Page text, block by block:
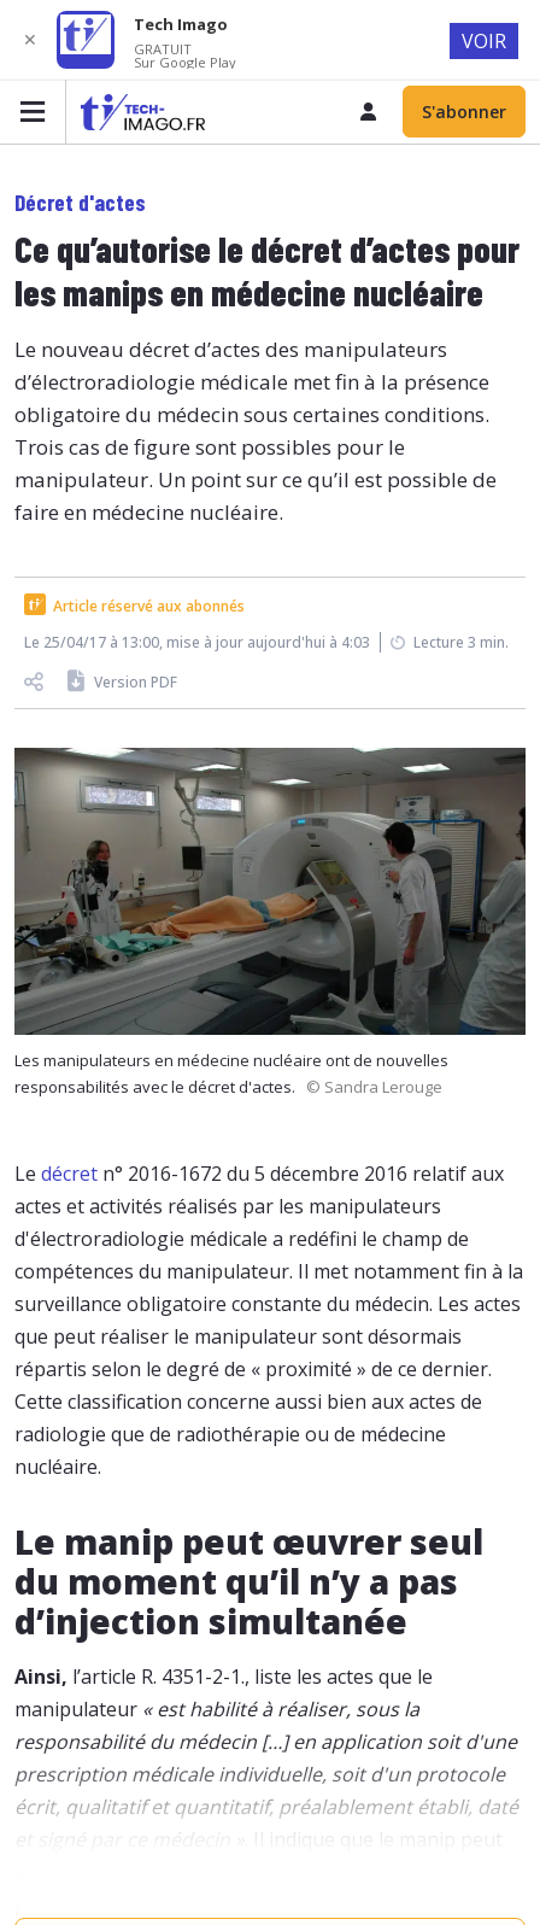
S'abonner
Décret d'actes
Ce qu’autorise le décret d’actes pour
les manips en médecine nucléaire
Le nouveau décret d’actes des manipulateurs
d’électroradiologie médicale met fin à la présence
obligatoire du médecin sous certaines conditions.
Trois cas de figure sont possibles pour le
manipulateur. Un point sur ce qu’il est possible de
faire en médecine nucléaire.
Article réservé aux abonnés
Le 25/04/17 à 13:00, mise à jour aujourd'hui à 4:03
Lecture 3 min.
Version PDF
Les manipulateurs en médecine nucléaire ont de nouvelles
responsabilités avec le décret d'actes.
© Sandra Lerouge
Le décret n° 2016-1672 du 5 décembre 2016 relatif aux
actes et activités réalisés par les manipulateurs
d'électroradiologie médicale a redéfini le champ de
compétences du manipulateur. Il met notamment fin à la
surveillance obligatoire constante du médecin. Les actes
que peut réaliser le manipulateur sont désormais
répartis selon le degré de « proximité » de ce dernier.
Cette classification concerne aussi bien aux actes de
radiologie que de radiothérapie ou de médecine
nucléaire.
Le manip peut œuvrer seul
du moment qu’il n’y a pas
d’injection simultanée
Ainsi, l’article R. 4351-2-1., liste les actes que le
manipulateur « est habilité à réaliser, sous la
responsabilité du médecin […] en application soit d'une
prescription médicale individuelle, soit d'un protocole
écrit, qualitatif et quantitatif, préalablement établi, daté
et signé par ce médecin »
. Il indique que le manip peut
✕
Tech Imago
GRATUIT
Sur Google Play
VOIR